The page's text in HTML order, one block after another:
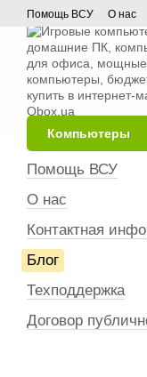
Перейти к основному
Помощь ВСУ О нас
Компьютеры
Помощь ВСУ
О нас
Контактная
Блог
Техподдержка
Договор